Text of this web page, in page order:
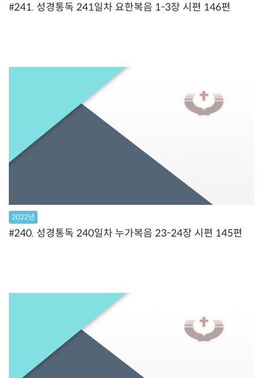
#241. 성경통독 241일차 요한복음 1-3장 시편 146편
2022년
#240. 성경통독 240일차 누가복음 23-24장 시편 145편